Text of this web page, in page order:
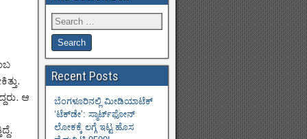
ಆ
Recent Posts
ಬೆಂಗಳೂರಿನಲ್ಲಿ ಮೀಡಿಯಾಟೆಕ್‌
‘ಟೆಕ್‌ಡೇ’: ಸ್ಮಾರ್ಟ್‌ಫೋನ್
ಲೋಕಕ್ಕೆ ಲಗ್ಗೆ ಇಟ್ಟ ಹೊಸ